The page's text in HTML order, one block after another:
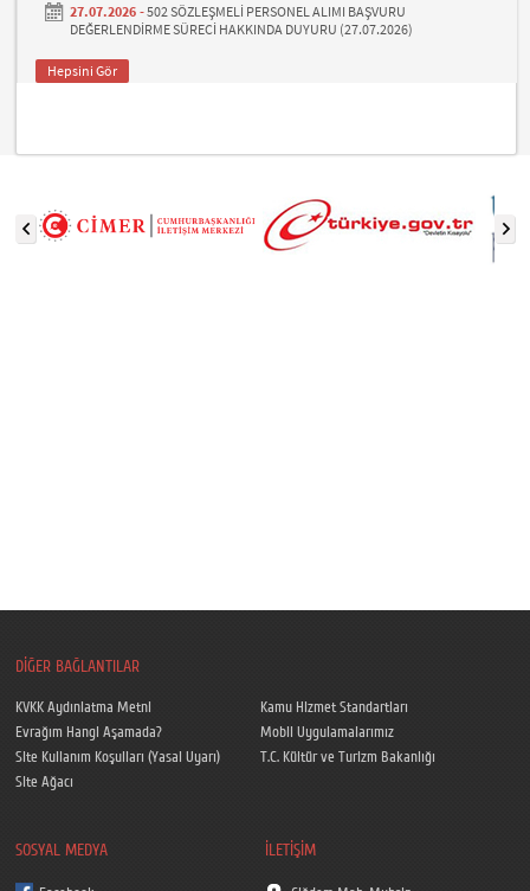
27.07.2026 -502 SÖZLEŞMELİ PERSONEL ALIMI BAŞVURU
DEĞERLENDİRME SÜRECİ HAKKINDA DUYURU (27.07.2026)
Hepsini Gör
DİĞER BAĞLANTILAR
KVKK Aydınlatma Metni
Kamu Hizmet Standartları
Evrağım Hangi Aşamada?
Mobil Uygulamalarımız
Site Kullanım Koşulları (Yasal Uyarı)
T.C. Kültür ve Turizm Bakanlığı
Site Ağacı
SOSYAL MEDYA İLETİŞİM